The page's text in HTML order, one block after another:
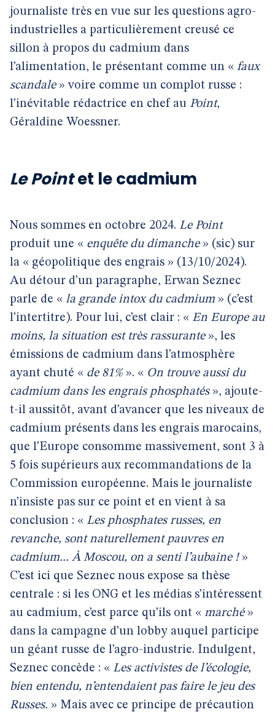
journaliste très en vue sur les questions agro-
industrielles a particulièrement creusé ce
sillon à propos du cadmium dans
l’alimentation, le présentant comme un « faux
scandale» voire comme un complot russe :
l’inévitable rédactrice en chef au Point,
Géraldine Woessner.
Le Pointet le cadmium
Nous sommes en octobre 2024. Le Point
produit une « enquête du dimanche» (sic) sur
la « géopolitique des engrais » (13/10/2024).
Au détour d’un paragraphe, Erwan Seznec
parle de « la grande intox du cadmium » (c’est
l’intertitre). Pour lui, c’est clair : « En Europe au
moins, la situation est très rassurante», les
émissions de cadmium dans l’atmosphère
ayant chuté « de 81% ». « On trouve aussi du
cadmium dans les engrais phosphatés», ajoute-
t-il aussitôt, avant d’avancer que les niveaux de
cadmium présents dans les engrais marocains,
que l’Europe consomme massivement, sont 3 à
5 fois supérieurs aux recommandations de la
Commission européenne. Mais le journaliste
n’insiste pas sur ce point et en vient à sa
conclusion : « Les phosphates russes, en
revanche, sont naturellement pauvres en
cadmium... À Moscou, on a senti l’aubaine !»
C’est ici que Seznec nous expose sa thèse
centrale : si les ONG et les médias s’intéressent
au cadmium, c’est parce qu’ils ont « marché»
dans la campagne d’un lobby auquel participe
un géant russe de l’agro-industrie. Indulgent,
Seznec concède : « Les activistes de l’écologie,
bien entendu, n’entendaient pas faire le jeu des
Russes. » Mais avec ce principe de précaution